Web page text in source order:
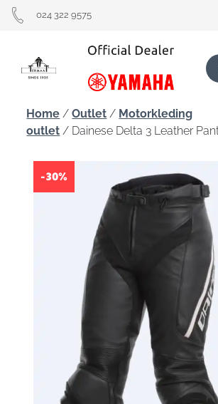
024 322 9575
Home /Outlet / Motorkleding
outlet / Dainese Delta 3 Leather
-30%